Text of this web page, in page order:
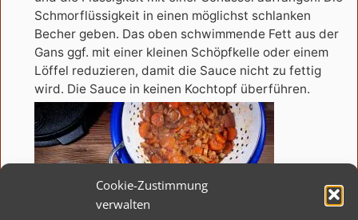
Cookie-Zustimmung
verwalten
Schmorflüssigkeit in einen möglichst schlanken
Becher geben. Das oben schwimmende Fett aus der
Gans ggf. mit einer kleinen Schöpfkelle oder einem
Löffel reduzieren, damit die Sauce nicht zu fettig
wird. Die Sauce in keinen Kochtopf überführen.